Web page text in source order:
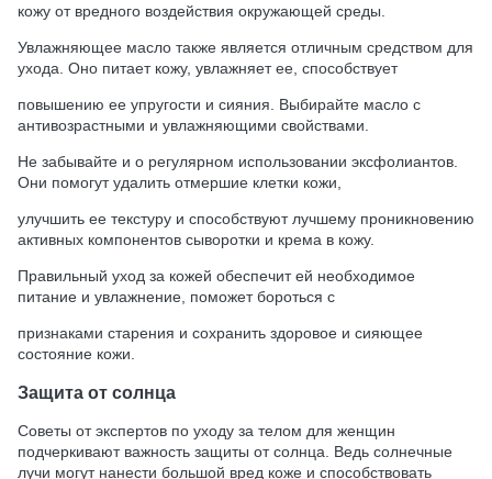
кожу от вредного воздействия окружающей среды.
Увлажняющее масло также является отличным средством для
ухода. Оно питает кожу, увлажняет ее, способствует
повышению ее упругости и сияния. Выбирайте масло с
антивозрастными и увлажняющими свойствами.
Не забывайте и о регулярном использовании эксфолиантов.
Они помогут удалить отмершие клетки кожи,
улучшить ее текстуру и способствуют лучшему проникновению
активных компонентов сыворотки и крема в кожу.
Правильный уход за кожей обеспечит ей необходимое
питание и увлажнение, поможет бороться с
признаками старения и сохранить здоровое и сияющее
состояние кожи.
Защита от солнца
Советы от экспертов по уходу за телом для женщин
подчеркивают важность защиты от солнца. Ведь солнечные
лучи могут нанести большой вред коже и способствовать